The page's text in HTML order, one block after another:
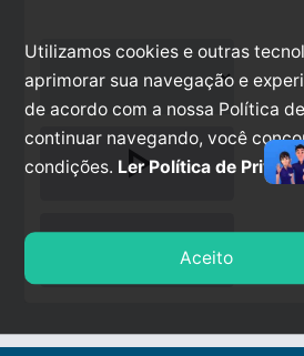
play_arrow
stop
Utilizamos cookies e outras
aprimorar sua navegação e
de acordo com a nossa Política
continuar navegando, você
condições. Ler Política de
Aceito